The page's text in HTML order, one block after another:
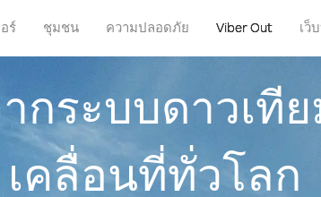
ร์ ชุมชน ความปลอดภัย Viber Out เว็
กระบบดาวเที
เคลื่อนที่ทั่วโลก